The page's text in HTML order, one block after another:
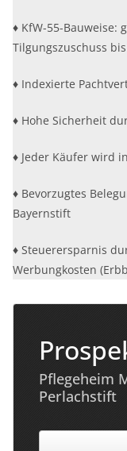
♦ KfW-55-Bauweise:
Tilgungszuschuss
♦ Indexierte
♦ Hohe Sicherheit
♦ Jeder Käufer wird
♦ Bevorzugtes
Bayernstift
♦ Steuerersparnis
Werbungkosten
Pflegeheim
Perlachstift